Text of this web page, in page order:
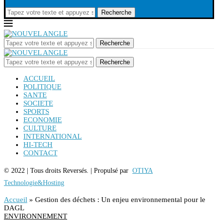
Recherche
Recherche
Recherche
ACCUEIL
POLITIQUE
SANTE
SOCIETE
SPORTS
ECONOMIE
CULTURE
INTERNATIONAL
HI-TECH
CONTACT
© 2022 | Tous droits Reversés. | Propulsé par OTIYA
Technologie&Hosting
Accueil » Gestion des déchets : Un enjeu environnemental pour le
DAGL
ENVIRONNEMENT